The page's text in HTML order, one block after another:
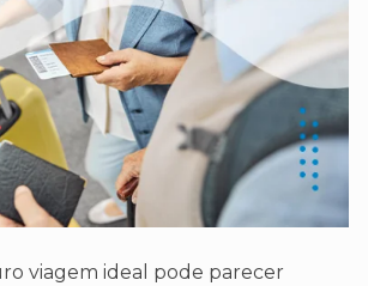
viagem ideal pode parecer